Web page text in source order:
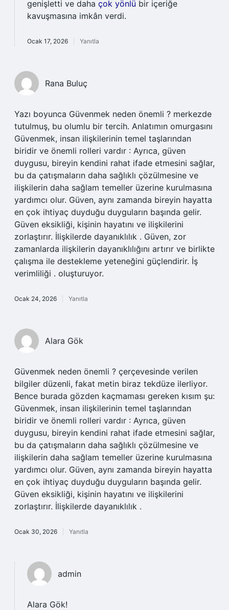
genişletti ve daha çok yönlü bir içeriğe
kavuşmasına imkân verdi.
Ocak 17, 2026 Yanıtla
Rana Buluç
Yazı boyunca Güvenmek neden önemli ? merkezde
tutulmuş, bu olumlu bir tercih. Anlatımın omurgasını
Güvenmek, insan ilişkilerinin temel taşlarından
biridir ve önemli rolleri vardır : Ayrıca, güven
duygusu, bireyin kendini rahat ifade etmesini sağlar,
bu da çatışmaların daha sağlıklı çözülmesine ve
ilişkilerin daha sağlam temeller üzerine kurulmasına
yardımcı olur. Güven, aynı zamanda bireyin hayatta
en çok ihtiyaç duyduğu duyguların başında gelir.
Güven eksikliği, kişinin hayatını ve ilişkilerini
zorlaştırır. İlişkilerde dayanıklılık . Güven, zor
zamanlarda ilişkilerin dayanıklılığını artırır ve birlikte
çalışma ile destekleme yeteneğini güçlendirir. İş
verimliliği . oluşturuyor.
Ocak 24, 2026 Yanıtla
Alara Gök
Güvenmek neden önemli ? çerçevesinde verilen
bilgiler düzenli, fakat metin biraz tekdüze ilerliyor.
Bence burada gözden kaçmaması gereken kısım şu:
Güvenmek, insan ilişkilerinin temel taşlarından
biridir ve önemli rolleri vardır : Ayrıca, güven
duygusu, bireyin kendini rahat ifade etmesini sağlar,
bu da çatışmaların daha sağlıklı çözülmesine ve
ilişkilerin daha sağlam temeller üzerine kurulmasına
yardımcı olur. Güven, aynı zamanda bireyin hayatta
en çok ihtiyaç duyduğu duyguların başında gelir.
Güven eksikliği, kişinin hayatını ve ilişkilerini
zorlaştırır. İlişkilerde dayanıklılık .
Ocak 30, 2026 Yanıtla
admin
Alara Gök!